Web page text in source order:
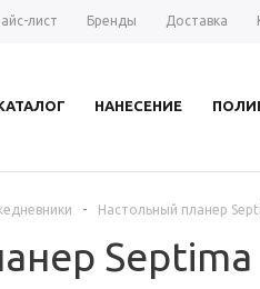
лист Бренды Доставка
НАНЕСЕНИЕ
- Настольный планер
Septima